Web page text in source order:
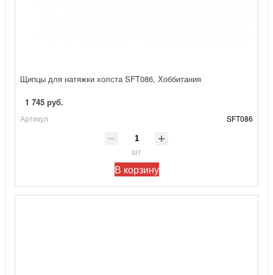
Щипцы для натяжки холста SFT086, Хоббитания
1 745 руб.
Артикул SFT086
шт
В корзину